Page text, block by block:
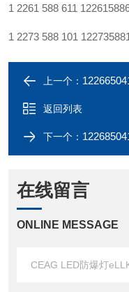
1 2261 588 611
1 2273 588 101
上一个： 12266504103
返回列表
下一个：
在线留言
ONLINE MESSAGE